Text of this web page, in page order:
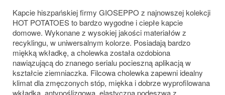
Kapcie hiszpańskiej firmy GIOSEPPO z najnowszej kolekcji
HOT POTATOES to bardzo wygodne i ciepłe kapcie
domowe. Wykonane z wysokiej jakości materiałów z
recyklingu, w uniwersalnym kolorze. Posiadają bardzo
miękką wkładkę, a cholewka została ozdobiona
nawiązującą do znanego serialu pocieszną aplikacją w
kształcie ziemniaczka. Filcowa cholewka zapewni idealny
klimat dla zmęczonych stóp, miękka i dobrze wyprofilowana
wkładka, antypoślizgowa, elastyczna podeszwa z